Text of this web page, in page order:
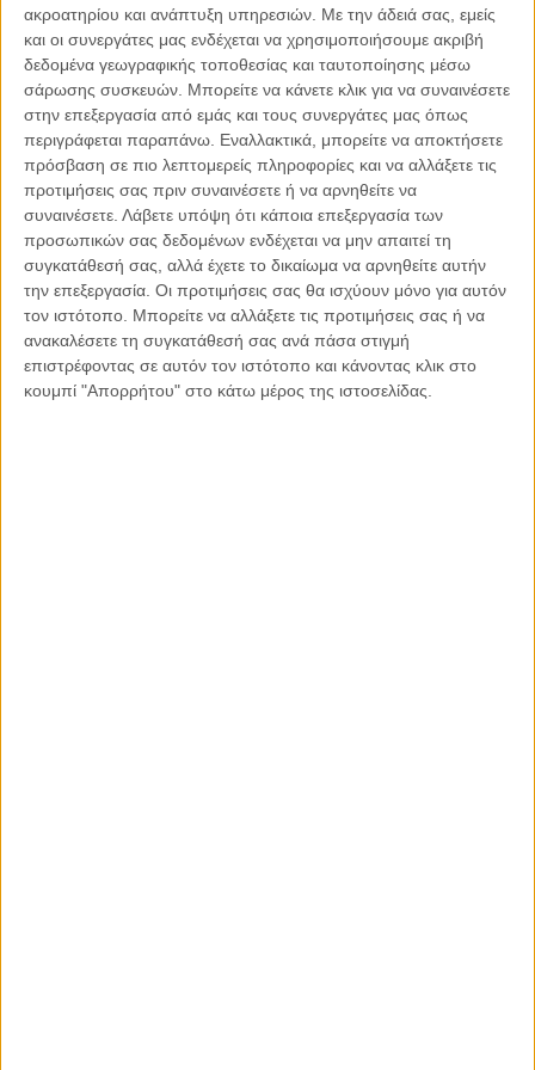
ακροατηρίου και ανάπτυξη υπηρεσιών. Με την άδειά σας, εμείς
και οι συνεργάτες μας ενδέχεται να χρησιμοποιήσουμε ακριβή
δεδομένα γεωγραφικής τοποθεσίας και ταυτοποίησης μέσω
σάρωσης συσκευών. Μπορείτε να κάνετε κλικ για να συναινέσετε
στην επεξεργασία από εμάς και τους συνεργάτες μας όπως
περιγράφεται παραπάνω. Εναλλακτικά, μπορείτε να αποκτήσετε
πρόσβαση σε πιο λεπτομερείς πληροφορίες και να αλλάξετε τις
προτιμήσεις σας πριν συναινέσετε ή να αρνηθείτε να
συναινέσετε. Λάβετε υπόψη ότι κάποια επεξεργασία των
προσωπικών σας δεδομένων ενδέχεται να μην απαιτεί τη
συγκατάθεσή σας, αλλά έχετε το δικαίωμα να αρνηθείτε αυτήν
την επεξεργασία. Οι προτιμήσεις σας θα ισχύουν μόνο για αυτόν
τον ιστότοπο. Μπορείτε να αλλάξετε τις προτιμήσεις σας ή να
ανακαλέσετε τη συγκατάθεσή σας ανά πάσα στιγμή
επιστρέφοντας σε αυτόν τον ιστότοπο και κάνοντας κλικ στο
κουμπί "Απορρήτου" στο κάτω μέρος της ιστοσελίδας.
ΝΔ είχε ακούσει τις επισημάνσεις μας και τους
προβληματισμούς μας και εφόσον υπήρχε πολιτική βούληση
για ουσιαστική στήριξη της κοινωνίας.
Αν η Κυβέρνηση είχε διαθέσει το 1,4 δισ. ευρώ των
επιδοτήσεων, ώστε να παράγουν τα ελληνικά νοικοκυριά τη
δική τους ενέργεια, όπως είχαμε ως Κίνημα Αλλαγής
προτείνει, σήμερα πάνω από μισό εκατομμύριο πολίτες θα
γλίτωναν το 50% της ετήσιας κατανάλωσής τους, κάθε
χρόνο, για 30 χρόνια.
Αν η Κυβέρνηση ενθάρρυνε τις ολοκληρωμένες ενεργειακές
αναβαθμίσεις των κτιρίων, αλλά και τους πολίτες, αγρότες